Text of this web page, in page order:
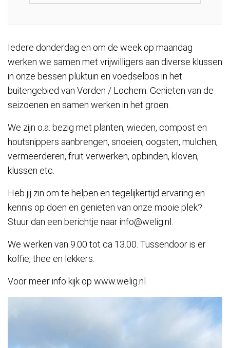
Iedere donderdag en om de week op maandag
werken we samen met vrijwilligers aan diverse klussen
in onze bessen pluktuin en voedselbos in het
buitengebied van Vorden / Lochem. Genieten van de
seizoenen en samen werken in het groen.
We zijn o.a. bezig met planten, wieden, compost en
houtsnippers aanbrengen, snoeien, oogsten, mulchen,
vermeerderen, fruit verwerken, opbinden, kloven,
klussen etc.
Heb jij zin om te helpen en tegelijkertijd ervaring en
kennis op doen en genieten van onze mooie plek?
Stuur dan een berichtje naar info@welig.nl.
We werken van 9.00 tot ca 13.00. Tussendoor is er
koffie, thee en lekkers.
Voor meer info kijk op www.welig.nl